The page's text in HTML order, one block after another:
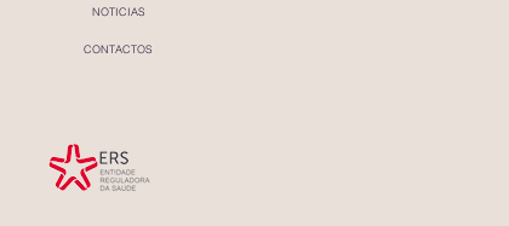
NOTICIAS
CONTACTOS